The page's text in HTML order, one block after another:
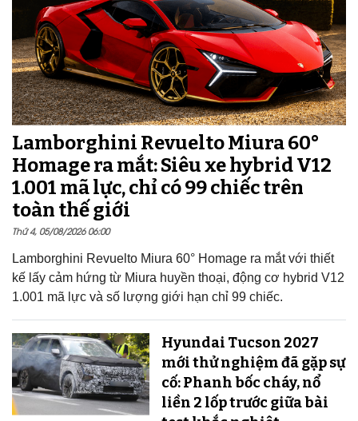
Lamborghini Revuelto Miura 60°
Homage ra mắt: Siêu xe hybrid V12
1.001 mã lực, chỉ có 99 chiếc trên
toàn thế giới
Thứ 4, 05/08/2026 06:00
Lamborghini Revuelto Miura 60° Homage ra mắt với thiết
kế lấy cảm hứng từ Miura huyền thoại, động cơ hybrid V12
1.001 mã lực và số lượng giới hạn chỉ 99 chiếc.
Hyundai Tucson 2027
mới thử nghiệm đã gặp sự
cố: Phanh bốc cháy, nổ
liền 2 lốp trước giữa bài